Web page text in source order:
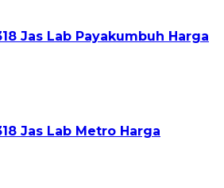
Jas Lab Payakumbuh Harga
Jas Lab Metro Harga